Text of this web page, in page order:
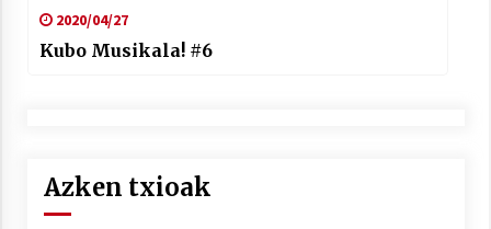
2020/04/27
Kubo Musikala! #6
Azken txioak